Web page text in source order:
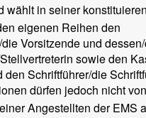
wählt in seiner
eigenen Reihen den
Vorsitzende und
sowie den
den Schriftführer/die
dürfen jedoch nicht
Angestellten der EMS